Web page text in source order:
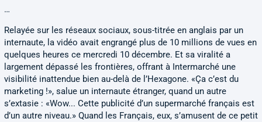
…
Relayée sur les réseaux sociaux, sous-titrée en anglais par un
internaute, la vidéo avait engrangé plus de 10 millions de vues en
quelques heures ce mercredi 10 décembre. Et sa viralité a
largement dépassé les frontières, offrant à Intermarché une
visibilité inattendue bien au-delà de l’Hexagone. «Ça c’est du
marketing !», salue un internaute étranger, quand un autre
s’extasie : «Wow... Cette publicité d’un supermarché français est
d’un autre niveau.» Quand les Français, eux, s’amusent de ce petit